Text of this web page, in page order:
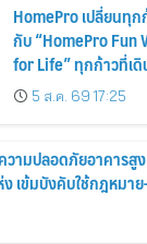
HomePro เปลี่ยนทุ
กับ “HomePro
for Life” ทุกก้าวที่เ
การมีชีวิต
5 ส.ค. 69 17:25
ามปลอดภัยอาคารสู
เข้มบังคับใช้กฎหม